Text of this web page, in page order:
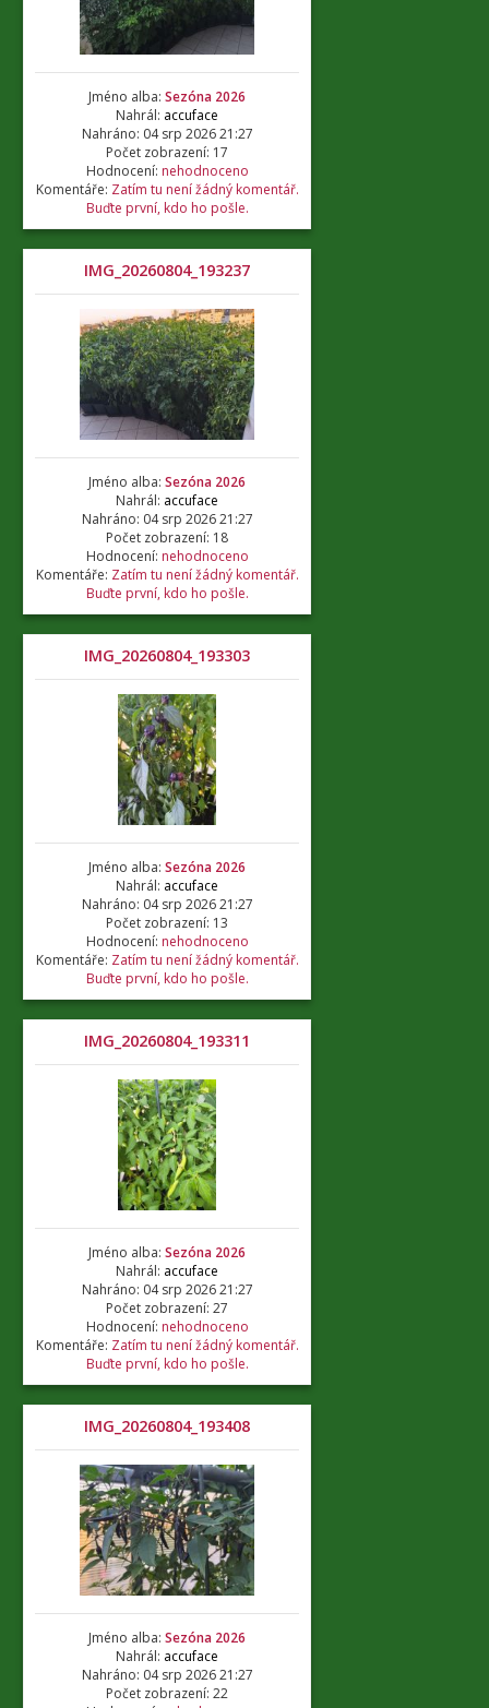
Jméno alba: Sezóna 2026
Nahrál: accuface
Nahráno: 04 srp 2026 21:27
Počet zobrazení: 17
Hodnocení: nehodnoceno
Komentáře: Zatím tu není žádný komentář.
Buďte první, kdo ho pošle.
IMG_20260804_193237
Jméno alba: Sezóna 2026
Nahrál: accuface
Nahráno: 04 srp 2026 21:27
Počet zobrazení: 18
Hodnocení: nehodnoceno
Komentáře: Zatím tu není žádný komentář.
Buďte první, kdo ho pošle.
IMG_20260804_193303
Jméno alba: Sezóna 2026
Nahrál: accuface
Nahráno: 04 srp 2026 21:27
Počet zobrazení: 13
Hodnocení: nehodnoceno
Komentáře: Zatím tu není žádný komentář.
Buďte první, kdo ho pošle.
IMG_20260804_193311
Jméno alba: Sezóna 2026
Nahrál: accuface
Nahráno: 04 srp 2026 21:27
Počet zobrazení: 27
Hodnocení: nehodnoceno
Komentáře: Zatím tu není žádný komentář.
Buďte první, kdo ho pošle.
IMG_20260804_193408
Jméno alba: Sezóna 2026
Nahrál: accuface
Nahráno: 04 srp 2026 21:27
Počet zobrazení: 22